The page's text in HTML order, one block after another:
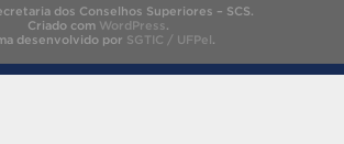
dos Conselhos Superiores – SCS.
Criado com WordPress.
desenvolvido por SGTIC / UFPel.